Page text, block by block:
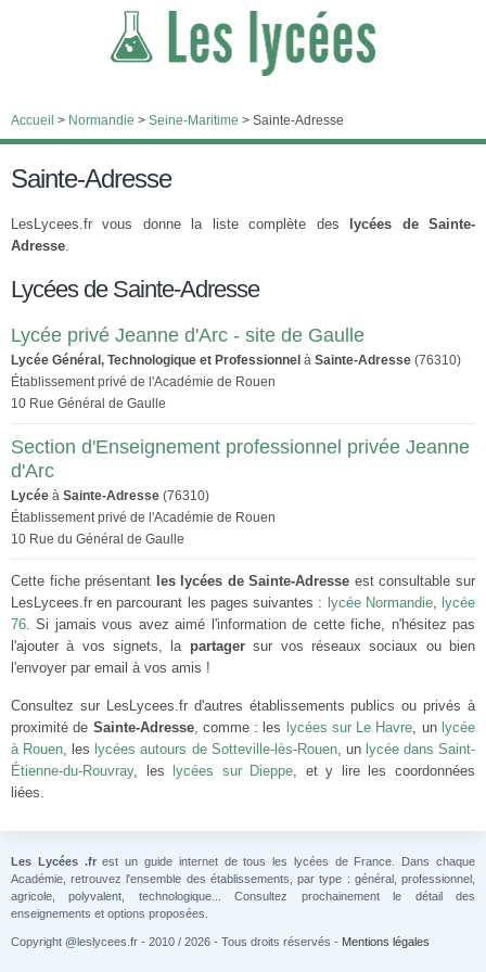
Accueil > Normandie > Seine-Maritime > Sainte-Adresse
Sainte-Adresse
LesLycees.fr vous donne la liste complète des
lycées de Sainte-
Adresse.
Lycées de Sainte-Adresse
Lycée privé Jeanne d'Arc - site de Gaulle
Lycée Général, Technologique et Professionnel à Sainte-Adresse (76310)
Établissement privé de l'Académie de Rouen
10 Rue Général de Gaulle
Section d'Enseignement professionnel privée Jeanne
d'Arc
Lycée à Sainte-Adresse (76310)
Établissement privé de l'Académie de Rouen
10 Rue du Général de Gaulle
Cette fiche présentant les lycées de Sainte-Adresse est consultable sur
LesLycees.fr en parcourant les pages suivantes : lycée Normandie, lycée
76. Si jamais vous avez aimé l'information de cette fiche, n'hésitez pas
l'ajouter à vos signets, la partagersur vos réseaux sociaux ou bien
l'envoyer par email à vos amis !
Consultez sur LesLycees.fr d'autres établissements publics ou privés à
proximité de Sainte-Adresse, comme : les lycées sur Le Havre, un lycée
à Rouen, les lycées autours de Sotteville-lès-Rouen, un lycée dans Saint-
Étienne-du-Rouvray, les lycées sur Dieppe, et y lire les coordonnées
liées.
Les Lycées .frest un guide internet de tous les lycées de France. Dans chaque
Académie, retrouvez l'ensemble des établissements, par type : général, professionnel,
agricole, polyvalent, technologique... Consultez prochainement le détail des
enseignements et options proposées.
Copyright @leslycees.fr - 2010 / 2026 - Tous droits réservés - Mentions légales